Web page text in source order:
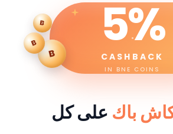
5%
CASHBACK
IN BNE COINS
B
B
B
على كل